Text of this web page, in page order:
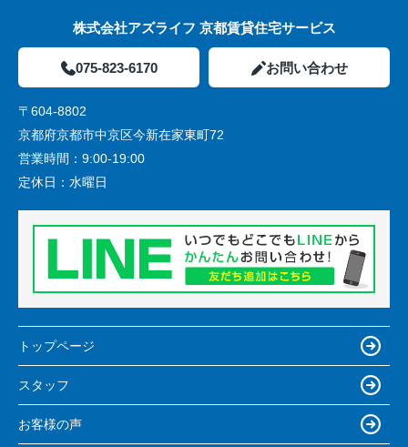
株式会社アズライフ 京都賃貸住宅サービス
075-823-6170 お問い合わせ
〒604-8802
京都府京都市中京区今新在家東町72
営業時間： 9:00-19:00
定休日： 水曜日
トップページ
スタッフ
お客様の声